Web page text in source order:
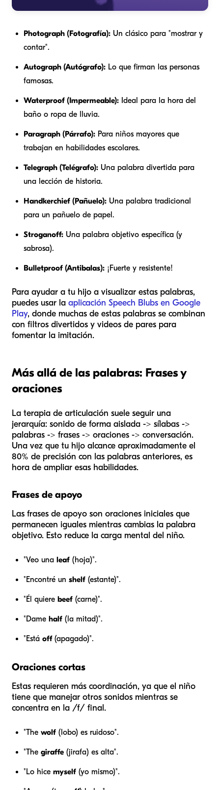
Photograph (Fotografía): Un clásico para "mostrar y
contar".
Autograph (Autógrafo): Lo que firman las personas
famosas.
Waterproof (Impermeable): Ideal para la hora del
baño o ropa de lluvia.
Paragraph (Párrafo): Para niños mayores que
trabajan en habilidades escolares.
Telegraph (Telégrafo): Una palabra divertida para
una lección de historia.
Handkerchief (Pañuelo): Una palabra tradicional
para un pañuelo de papel.
Stroganoff: Una palabra objetivo específica (y
sabrosa).
Bulletproof (Antibalas): ¡Fuerte y resistente!
Para ayudar a tu hijo a visualizar estas palabras,
puedes usar la aplicación Speech Blubs en Google
Play, donde muchas de estas palabras se combinan
con filtros divertidos y videos de pares para
fomentar la imitación.
Más allá de las palabras: Frases y
oraciones
La terapia de articulación suele seguir una
jerarquía: sonido de forma aislada -> sílabas ->
palabras -> frases -> oraciones -> conversación.
Una vez que tu hijo alcance aproximadamente el
80% de precisión con las palabras anteriores, es
hora de ampliar esas habilidades.
Frases de apoyo
Las frases de apoyo son oraciones iniciales que
permanecen iguales mientras cambias la palabra
objetivo. Esto reduce la carga mental del niño.
"Veo una leaf (hoja)".
"Encontré un shelf (estante)".
"Él quiere beef (carne)".
"Dame half (la mitad)".
"Está off(apagado)".
Oraciones cortas
Estas requieren más coordinación, ya que el niño
tiene que manejar otros sonidos mientras se
concentra en la /f/ final.
"The wolf (lobo) es ruidoso".
"The giraffe (jirafa) es alta".
"Lo hice myself (yo mismo)".